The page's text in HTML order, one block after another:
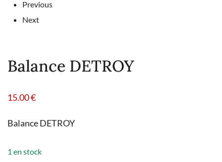
Previous
Next
Balance DETROY
15.00€
Balance DETROY
1 en stock